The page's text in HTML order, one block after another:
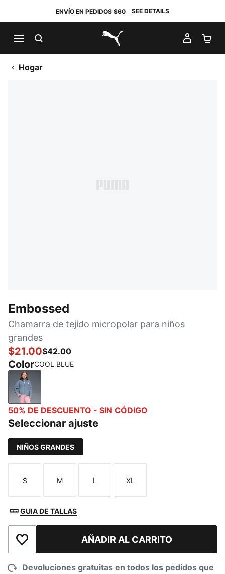
ENVÍO EN PEDIDOS $60 SEE DETAILS
PUMA.com
MI
Hogar
Embossed
Chamarra de tejido micropolar para niños
grandes
$21.00$42.00
ColorCOOL BLUE
COOL BLUE
50% DE DESCUENTO - SIN CÓDIGO
Seleccionar ajuste
NIÑOS GRANDES
Talla
S
Talla
M
Talla
L
Talla
XL
GUIA DE TALLAS
Añadir a la lista de deseosAÑADIR AL CARRITO
Devoluciones gratuitas en todos los pedidos que